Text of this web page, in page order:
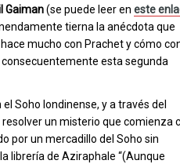
Gaiman(se puede leer en este
tierna la anécdota que
mucho con Prachet y cómo
esta segunda
el Soho londinense, y a través del
un misterio que comienza
por un mercadillo del Soho sin
librería de Aziraphale “(Aunque